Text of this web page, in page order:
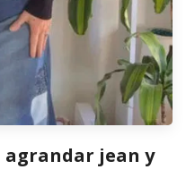
agrandar jean y